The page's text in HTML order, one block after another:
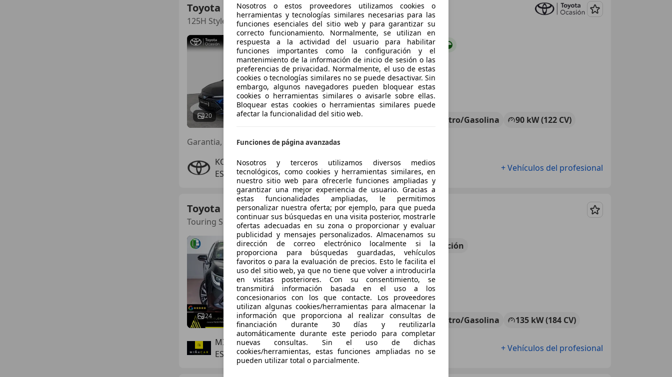
Toyota Corolla
125H Style
Guardar
20
€ 20.950 Buen precio
07/2021 Electro/Gasolina
90 kW (122 CV)
Garantia, Sensor de lluvia
KOBE MOTOR MAJADAHONDA
ES-28222 MAJADAHONDA
+ Vehículos del profesional
Toyota Corolla
Touring Sports 180H Style
Guardar
24
€ 22.990 Sin comparación
01/2021 93.000 km Electro/Gasolina
135 kW (184 CV)
MIÑA CAR
ES-29003 MALAGA
+ Vehículos del profesional
Nosotros o estos proveedores utilizamos cookies o
herramientas y tecnologías similares necesarias para las
funciones esenciales del sitio web y para garantizar su
correcto funcionamiento. Normalmente, se utilizan en
respuesta a la actividad del usuario para habilitar
funciones importantes como la configuración y el
mantenimiento de la información de inicio de sesión o las
preferencias de privacidad. Normalmente, el uso de estas
cookies o tecnologías similares no se puede desactivar. Sin
embargo, algunos navegadores pueden bloquear estas
cookies o herramientas similares o avisarle sobre ellas.
Bloquear estas cookies o herramientas similares puede
afectar la funcionalidad del sitio web.
Funciones de página avanzadas
Nosotros y terceros utilizamos diversos medios
tecnológicos, como cookies y herramientas similares, en
nuestro sitio web para ofrecerle funciones ampliadas y
garantizar una mejor experiencia de usuario. Gracias a
estas funcionalidades ampliadas, le permitimos
personalizar nuestra oferta; por ejemplo, para que pueda
continuar sus búsquedas en una visita posterior, mostrarle
ofertas adecuadas en su zona o proporcionar y evaluar
publicidad y mensajes personalizados. Almacenamos su
dirección de correo electrónico localmente si la
proporciona para búsquedas guardadas, vehículos
favoritos o para la evaluación de precios. Esto le facilita el
uso del sitio web, ya que no tiene que volver a introducirla
en visitas posteriores. Con su consentimiento, se
transmitirá información basada en el uso a los
concesionarios con los que contacte. Los proveedores
utilizan algunas cookies/herramientas para almacenar la
información que proporciona al realizar consultas de
financiación durante 30 días y reutilizarla
automáticamente durante este periodo para completar
nuevas consultas. Sin el uso de dichas
cookies/herramientas, estas funciones ampliadas no se
pueden utilizar total o parcialmente.